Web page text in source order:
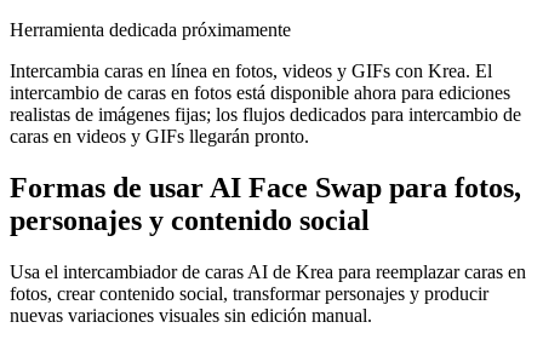
Herramienta dedicada próximamente
Intercambia caras en línea en fotos, videos y GIFs con Krea. El
intercambio de caras en fotos está disponible ahora para ediciones
realistas de imágenes fijas; los flujos dedicados para intercambio de
caras en videos y GIFs llegarán pronto.
Formas de usar AI Face Swap para fotos,
personajes y contenido social
Usa el intercambiador de caras AI de Krea para reemplazar caras en
fotos, crear contenido social, transformar personajes y producir
nuevas variaciones visuales sin edición manual.